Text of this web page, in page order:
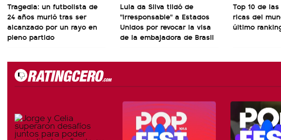
Tragedia: un futbolista de
24 años murió tras ser
alcanzado por un rayo en
pleno partido
Lula da Silva tildó de
"irresponsable" a Estados
Unidos por revocar la visa
de la embajadora de Brasil
Top 10 de
ricas del
último